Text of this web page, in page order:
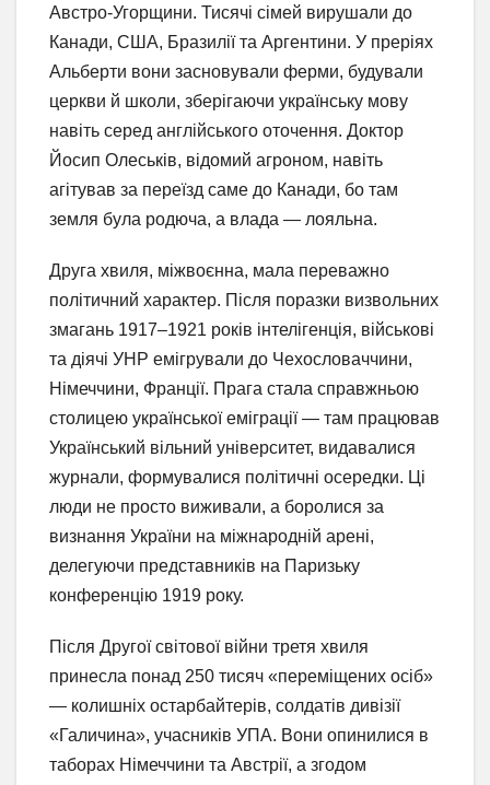
Австро-Угорщини. Тисячі сімей вирушали до
Канади, США, Бразилії та Аргентини. У преріях
Альберти вони засновували ферми, будували
церкви й школи, зберігаючи українську мову
навіть серед англійського оточення. Доктор
Йосип Олеськів, відомий агроном, навіть
агітував за переїзд саме до Канади, бо там
земля була родюча, а влада — лояльна.
Друга хвиля, міжвоєнна, мала переважно
політичний характер. Після поразки визвольних
змагань 1917–1921 років інтелігенція, військові
та діячі УНР емігрували до Чехословаччини,
Німеччини, Франції. Прага стала справжньою
столицею української еміграції — там працював
Український вільний університет, видавалися
журнали, формувалися політичні осередки. Ці
люди не просто виживали, а боролися за
визнання України на міжнародній арені,
делегуючи представників на Паризьку
конференцію 1919 року.
Після Другої світової війни третя хвиля
принесла понад 250 тисяч «переміщених осіб»
— колишніх остарбайтерів, солдатів дивізії
«Галичина», учасників УПА. Вони опинилися в
таборах Німеччини та Австрії, а згодом